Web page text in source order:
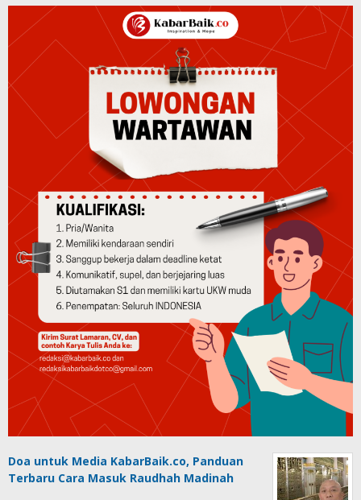
Doa untuk Media KabarBaik.co, Panduan
Terbaru Cara Masuk Raudhah Madinah